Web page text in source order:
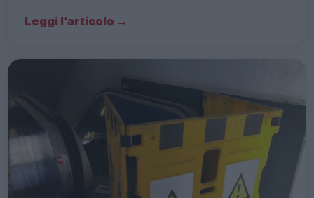
Leggi l’articolo →